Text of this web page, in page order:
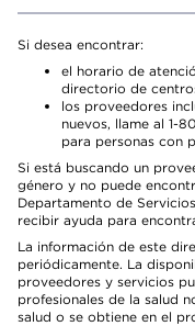
Si desea encontrar:
el horario de
directorio de
los proveedores
nuevos, llame al 1-
para personas con
Si está buscando un
género y no puede
Departamento de
recibir ayuda para
La información de este
periódicamente. La
proveedores y servicios
profesionales de la salud
salud o se obtiene en el